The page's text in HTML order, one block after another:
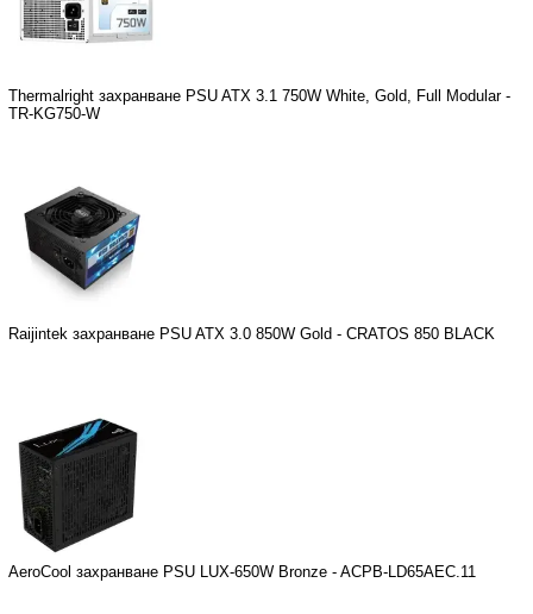
Thermalright захранване PSU ATX 3.1 750W White, Gold, Full Modular -
TR-KG750-W
Raijintek захранване PSU ATX 3.0 850W Gold - CRATOS 850 BLACK
AeroCool захранване PSU LUX-650W Bronze - ACPB-LD65AEC.11